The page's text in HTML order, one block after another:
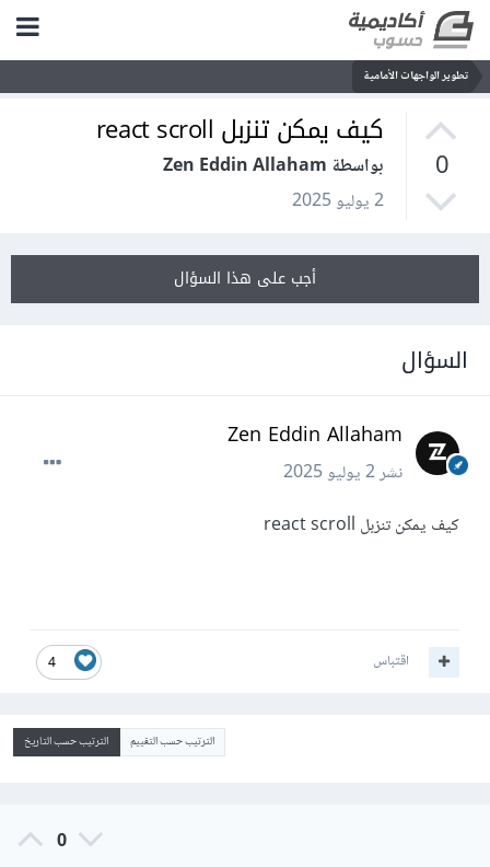
تطوير الواجهات الأمامية
0
كيف يمكن تنزبل react scroll
بواسطة Zen Eddin Allaham
2 يوليو 2025
أجب على هذا السؤال
السؤال
Zen Eddin Allaham
نشر2 يوليو 2025
كيف يمكن تنزبل react scroll
4 اقتباس
الترتيب حسب التقييم الترتيب حسب التاريخ
0